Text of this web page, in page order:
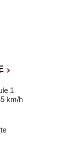
1
km/h